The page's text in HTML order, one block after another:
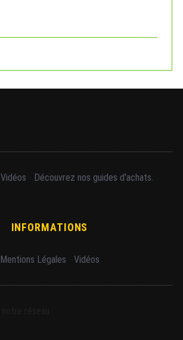
Vidéos Découvrez nos guides d'achats.
INFORMATIONS
Mentions Légales Vidéos